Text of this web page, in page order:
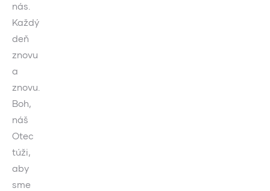
nás.
Každý
deň
znovu
a
znovu.
Boh,
náš
Otec
túži,
aby
sme